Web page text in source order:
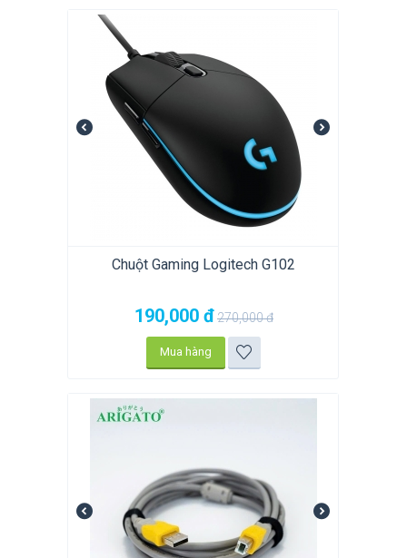
Chuột Gaming Logitech G102
190,000 đ270,000đ
Mua hàng